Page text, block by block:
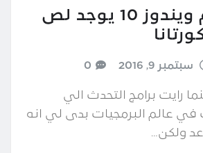
بداخل نظام ويندوز 10 يوجد لص
سبتمبر 9, 2016 0
رايت برامج التحدث الي
في عالم البرمجيات بدى لي انه
ولكن…